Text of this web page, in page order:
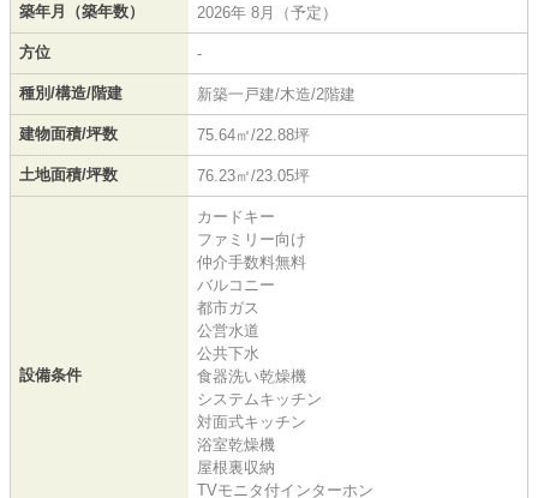
築年月（築年数） 2026年 8月（予定）
方位 -
種別/構造/階建 新築一戸建/木造/2階建
建物面積/坪数 75.64㎡/22.88坪
土地面積/坪数 76.23㎡/23.05坪
設備条件
カードキー
ファミリー向け
仲介手数料無料
バルコニー
都市ガス
公営水道
公共下水
食器洗い乾燥機
システムキッチン
対面式キッチン
浴室乾燥機
屋根裏収納
TVモニタ付インターホン